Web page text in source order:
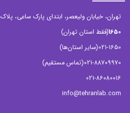
تهران، خیابان ولیعصر، ابتدای پارک ساعی، پلاک 2173
1650(فقط استان تهران)
021-1650(سایر استان‌ها)
021-88709970(تماس مستقیم)
021-86080016
info@tehranlab.com